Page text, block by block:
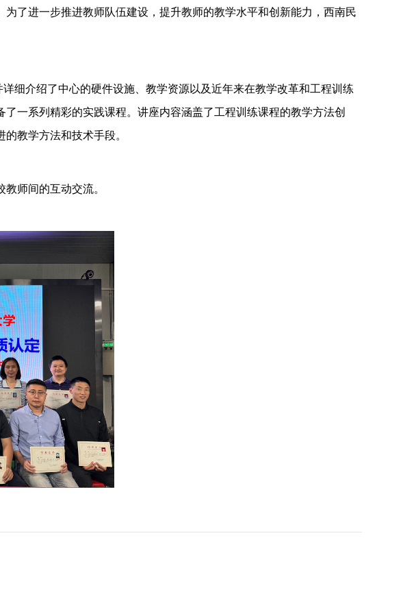
了进一步推进教师队伍建设，提升教师的教学水平和创新能力，西南民
细介绍了中心的硬件设施、教学资源以及近年来在教学改革和工程训练
一系列精彩的实践课程。讲座内容涵盖了工程训练课程的教学方法创
教学方法和技术手段。
师间的互动交流。